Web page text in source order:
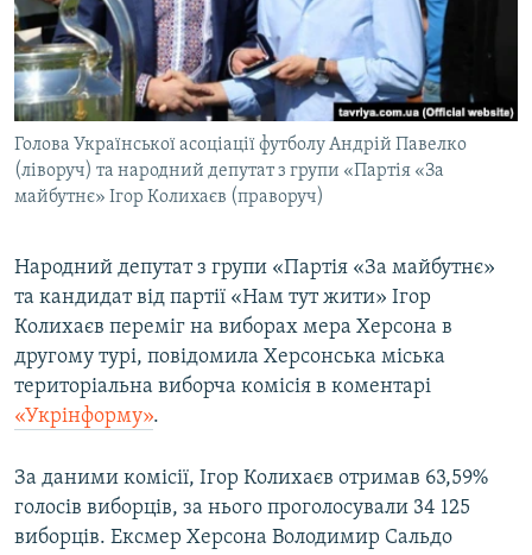
СПЕЦПРОЄКТИ
ПОДКАСТИ
КРИМ РЕАЛІЇ
РУС
УКР
КТАТ
ДОЛУЧАЙСЯ!
Усі сайти RFE/RL
Голова Української асоціації футболу Андрій Павелко
(ліворуч) та народний депутат з групи «Партія «За
майбутнє» Ігор Колихаєв (праворуч)
Народний депутат з групи «Партія «За майбутнє»
та кандидат від партії «Нам тут жити» Ігор
Колихаєв переміг на виборах мера Херсона в
другому турі, повідомила Херсонська міська
територіальна виборча комісія в коментарі
«Укрінформу».
За даними комісії, Ігор Колихаєв отримав 63,59%
голосів виборців, за нього проголосували 34 125
виборців. Ексмер Херсона Володимир Сальдо